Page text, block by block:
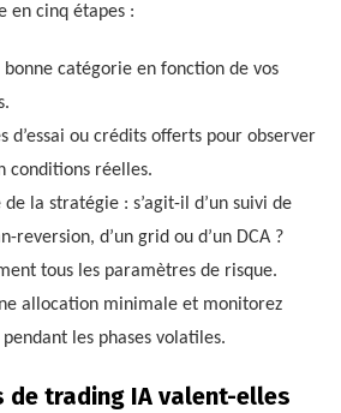
en cinq étapes :
bonne catégorie en fonction de vos
d’essai ou crédits offerts pour observer
conditions réelles.
la stratégie : s’agit-il d’un suivi de
reversion, d’un grid ou d’un DCA ?
tous les paramètres de risque.
allocation minimale et monitorez
les phases volatiles.
de trading IA valent-elles